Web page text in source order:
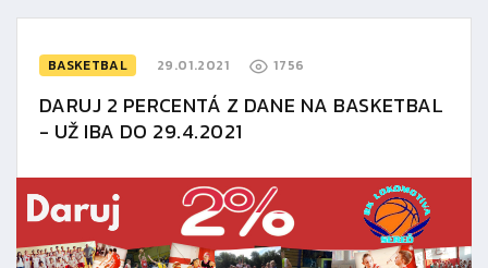
BASKETBAL 29.01.2021 1756
DARUJ 2 PERCENTÁ Z DANE NA BASKETBAL
- UŽ IBA DO 29.4.2021